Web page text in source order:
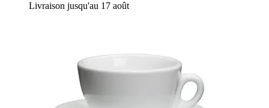
Livraison jusqu'au 17 août